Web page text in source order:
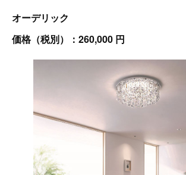
オーデリック
価格（税別）：260,000 円